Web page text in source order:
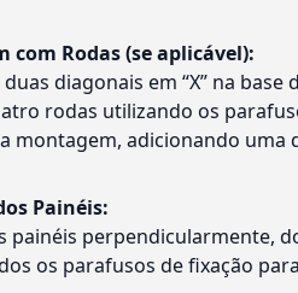
com Rodas (se aplicável):
diagonais em “X” na base
rodas utilizando os
montagem, adicionando uma
Painéis:
painéis perpendicularmente,
os parafusos de fixação